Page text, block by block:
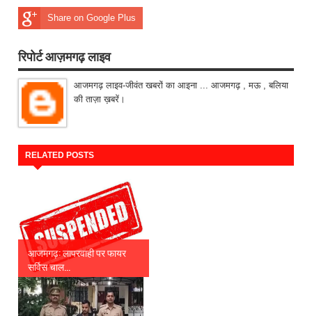
Share on Google Plus
रिपोर्ट आज़मगढ़ लाइव
आजमगढ़ लाइव-जीवंत खबरों का आइना ... आजमगढ़ , मऊ , बलिया
की ताज़ा ख़बरें।
RELATED POSTS
आजमगढ़: लापरवाही पर फायर
सर्विस चाल...